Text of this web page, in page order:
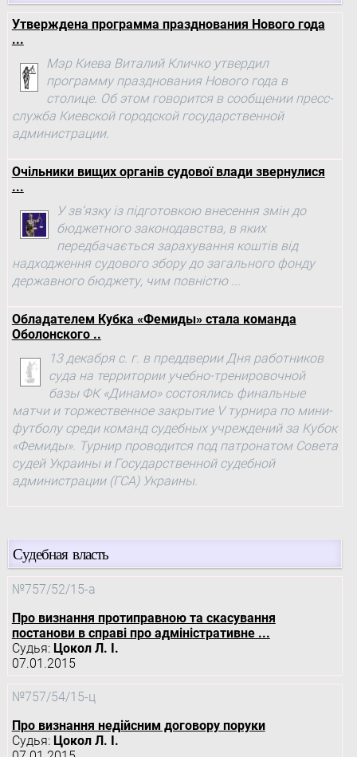
Утверждена программа празднования Нового года
...
Мэр Киева Виталий Кличко утвердил
программу празднования Нового года в
столице. Об этом говорится в сообщении пресс-
служба Киевской городской государственной
администрации.
Очільники вищих органів судової влади звернулися
...
У зв’язку із підготовкою внесення змін до
бюджетного законодавства, в яких
передбачається зарахування коштів від
надходження судового збору до загального фонду
державного бюджету, чим повністю ...
Обладателем Кубка «Фемиды» стала команда
Оболонского ..
13 декабря с. г. в преддверии Дня работников
суда на территории учебно-тренировочной
базы ФК «Динамо» состоялись финальные
матчи и торжественное закрытие V турнира по мини-
футболу среди команд судебных учреждений за Кубок
«Фемиды». Турнир проводится под патронатом Совета
судей Украины и Государственной судебной
администрации (ГСА) Украины.
Судебная власть
№757/52/15-а
Про визнання протиправною та скасування
постанови в справі про адміністративне ...
Судья: Цокол Л. І.
07.01.2015
№757/54/15-ц
Про визнання недійсним договору поруки
Судья: Цокол Л. І.